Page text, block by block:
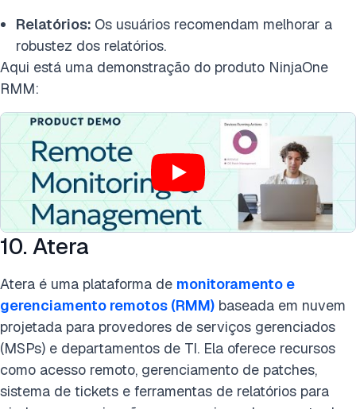
Relatórios: Os usuários recomendam melhorar a
robustez dos relatórios.
Aqui está uma demonstração do produto NinjaOne
RMM:
10. Atera
Atera é uma plataforma de monitoramento e
gerenciamento remotos (RMM) baseada em nuvem
projetada para provedores de serviços gerenciados
(MSPs) e departamentos de TI. Ela oferece recursos
como acesso remoto, gerenciamento de patches,
sistema de tickets e ferramentas de relatórios para